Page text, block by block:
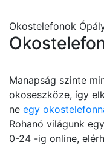
Okostelefonok
Manapság szinte
okoseszköze, így
ne egy
Rohanó világunk
0-24 -ig online,